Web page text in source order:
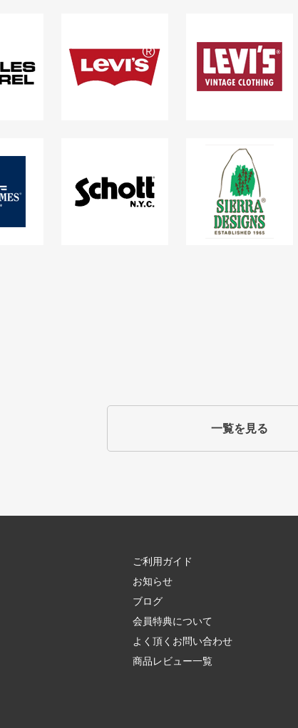
一覧を見る
ご利用ガイド
お知らせ
ブログ
会員特典について
よく頂くお問い合わせ
商品レビュー一覧